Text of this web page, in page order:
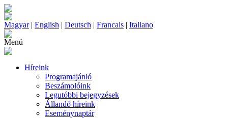
Magyar| English | Deutsch | Francais | Italiano
Menü
Híreink
Programajánló
Beszámolóink
Legutóbbi bejegyzések
Állandó híreink
Eseménynaptár